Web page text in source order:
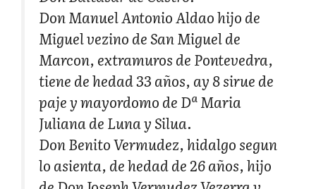
Don Manuel Antonio Aldao hijo de
Miguel vezino de San Miguel de
Marcon, extramuros de Pontevedra,
tiene de hedad 33 años, ay 8 sirue de
paje y mayordomo de Dª Maria
Juliana de Luna y Silua.
Don Benito Vermudez, hidalgo segun
lo asienta, de hedad de 26 años, hijo